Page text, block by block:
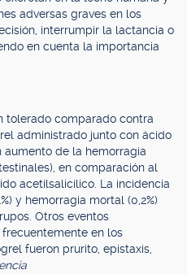
adversas graves en los
interrumpir la lactancia o
en cuenta la importancia
tolerado comparado contra
administrado junto con ácido
de la hemorragia
en comparación al
acetilsalicílico. La incidencia
y hemorragia mortal (0,2%)
Otros eventos
en los
fueron prurito, epistaxis,